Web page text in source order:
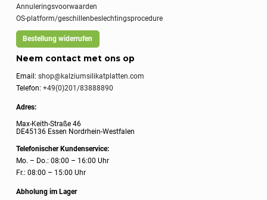
Annuleringsvoorwaarden
OS-platform/geschillenbeslechtingsprocedure
Bestellung widerrufen
Neem contact met ons op
Email:shop@kalziumsilikatplatten.com
Telefon:+49(0)201/83888890
Adres:
Max-Keith-Straße 46
DE45136 Essen Nordrhein-Westfalen
Telefonischer Kundenservice:
Mo. – Do.: 08:00 – 16:00 Uhr
Fr.: 08:00 – 15:00 Uhr
Abholung im Lager